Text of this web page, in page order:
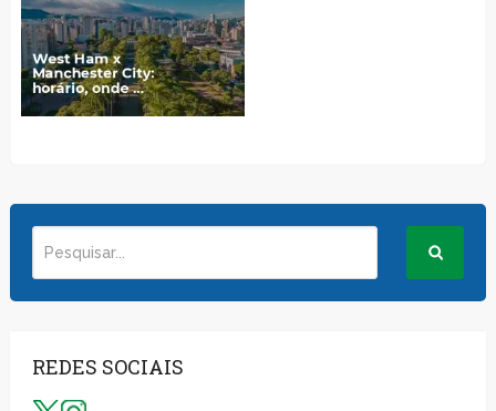
REDES SOCIAIS